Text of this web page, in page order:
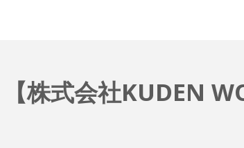
【株式会社KUDEN